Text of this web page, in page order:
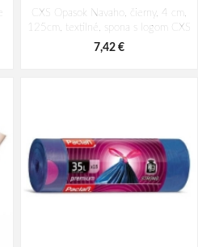
CXS Opasok Navaho, čierny, 4 cm,
125cm, textilné, spona s logom CXS
7,42 €